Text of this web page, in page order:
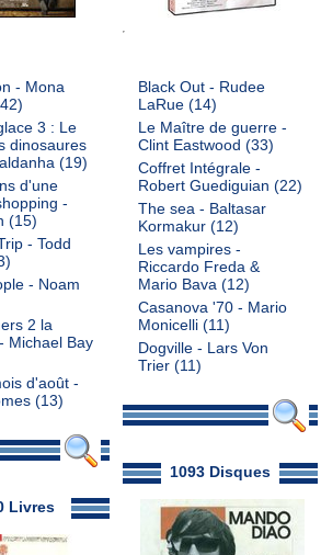
Black Out - Rudee
LaRue(14)
Le Maître de guerre -
Clint Eastwood (33)
Coffret Intégrale -
Robert Guediguian (22)
The sea - Baltasar
Kormakur(12)
Les vampires -
Riccardo Freda &
Mario Bava(12)
Casanova '70 - Mario
Monicelli(11)
Dogville - Lars Von
Trier(11)
1093 Disques
- Mona
3 : Le
dinosaures
(19)
d'une
-
(15)
- Todd
- Noam
2 la
Michael Bay
d'août -
(13)
Livres